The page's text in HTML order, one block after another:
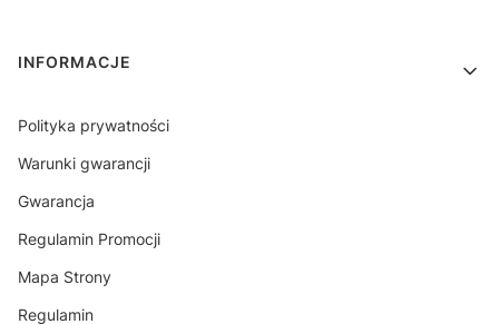
INFORMACJE
Polityka prywatności
Warunki gwarancji
Gwarancja
Regulamin Promocji
Mapa Strony
Regulamin